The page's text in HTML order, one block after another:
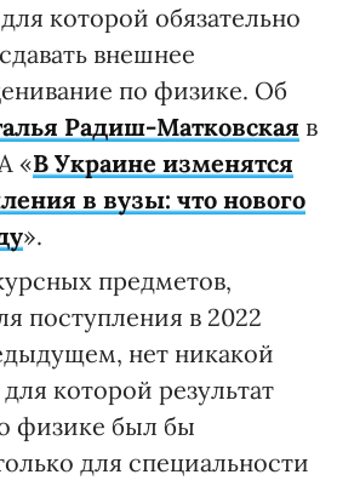
которой обязательно
внешнее
по физике. Об
Радиш-Матковская в
«В Украине изменятся
в вузы: что нового
».
предметов,
поступления в 2022
нет никакой
которой результат
физике был бы
для специальности